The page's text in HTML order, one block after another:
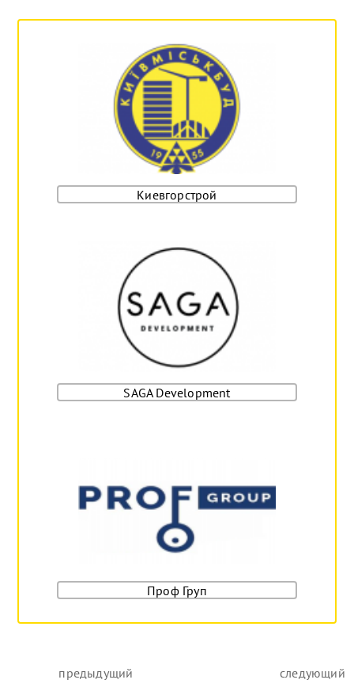
Киевгорстрой
SAGA Development
Проф Груп
предыдущий следующий